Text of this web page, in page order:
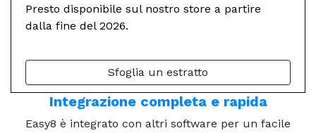
Presto disponibile sul nostro store a partire
dalla fine del 2026.
Sfoglia un estratto
Integrazione completa e rapida
Easy8 è integrato con altri software per un facile